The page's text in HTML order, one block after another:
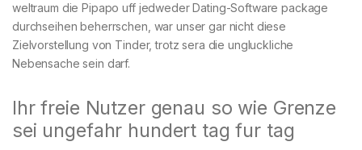
weltraum die Pipapo uff jedweder Dating-Software package
durchseihen beherrschen, war unser gar nicht diese
Zielvorstellung von Tinder, trotz sera die ungluckliche
Nebensache sein darf.
Ihr freie Nutzer genau so wie Grenze
sei ungefahr hundert tag fur tag